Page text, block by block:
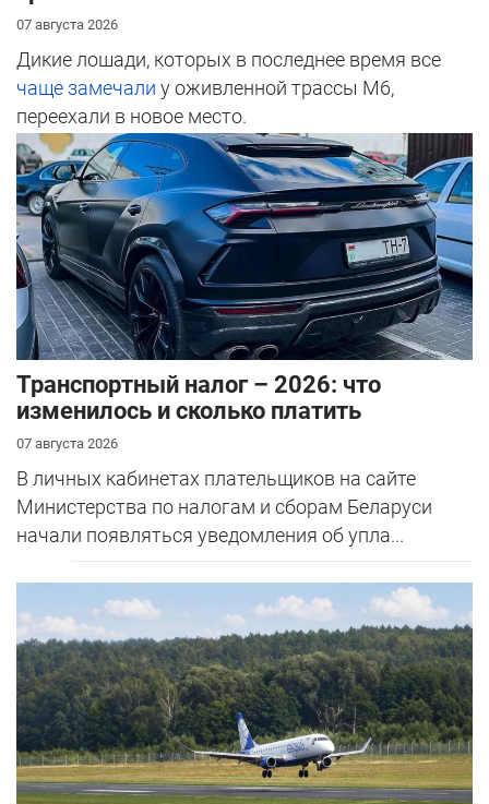
07 августа 2026
Дикие лошади, которых в последнее время все
чаще замечали у оживленной трассы М6,
переехали в новое место.
Транспортный налог – 2026: что
изменилось и сколько платить
07 августа 2026
В личных кабинетах плательщиков на сайте
Министерства по налогам и сборам Беларуси
начали появляться уведомления об упла...